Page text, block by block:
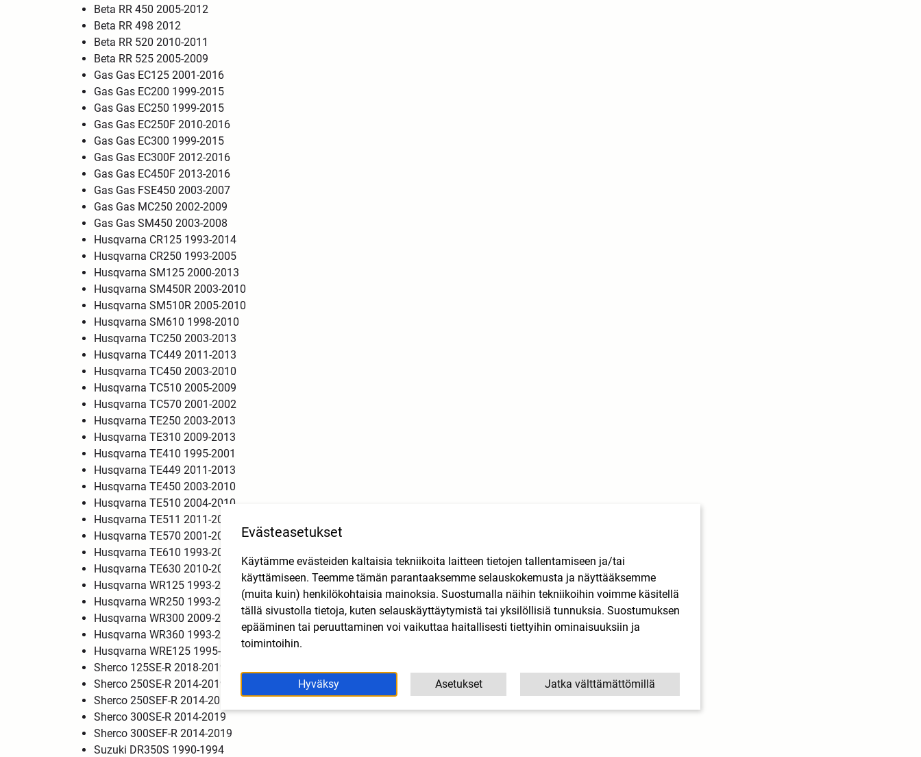
Beta RR 450 2005-2012
Beta RR 498 2012
Beta RR 520 2010-2011
Beta RR 525 2005-2009
Gas Gas EC125 2001-2016
Gas Gas EC200 1999-2015
Gas Gas EC250 1999-2015
Gas Gas EC250F 2010-2016
Gas Gas EC300 1999-2015
Gas Gas EC300F 2012-2016
Gas Gas EC450F 2013-2016
Gas Gas FSE450 2003-2007
Gas Gas MC250 2002-2009
Gas Gas SM450 2003-2008
Husqvarna CR125 1993-2014
Husqvarna CR250 1993-2005
Husqvarna SM125 2000-2013
Husqvarna SM450R 2003-2010
Husqvarna SM510R 2005-2010
Husqvarna SM610 1998-2010
Husqvarna TC250 2003-2013
Husqvarna TC449 2011-2013
Husqvarna TC450 2003-2010
Husqvarna TC510 2005-2009
Husqvarna TC570 2001-2002
Husqvarna TE250 2003-2013
Husqvarna TE310 2009-2013
Husqvarna TE410 1995-2001
Husqvarna TE449 2011-2013
Husqvarna TE450 2003-2010
Husqvarna TE510 2004-2010
Husqvarna TE511 2011-2013
Husqvarna TE570 2001-2003
Husqvarna TE610 1993-2010
Husqvarna TE630 2010-2012
Husqvarna WR125 1993-2014
Husqvarna WR250 1993-2014
Husqvarna WR300 2009-2014
Husqvarna WR360 1993-2000
Husqvarna WRE125 1995-2013
Sherco 125SE-R 2018-2019
Sherco 250SE-R 2014-2019
Sherco 250SEF-R 2014-2019
Sherco 300SE-R 2014-2019
Sherco 300SEF-R 2014-2019
Suzuki DR350S 1990-1994
Evästeasetukset
Käytämme evästeiden kaltaisia tekniikoita laitteen tietojen tallentamiseen ja/tai
käyttämiseen. Teemme tämän parantaaksemme selauskokemusta ja näyttääksemme
(muita kuin) henkilökohtaisia mainoksia. Suostumalla näihin tekniikoihin voimme käsitellä
tällä sivustolla tietoja, kuten selauskäyttäytymistä tai yksilöllisiä tunnuksia. Suostumuksen
epääminen tai peruuttaminen voi vaikuttaa haitallisesti tiettyihin ominaisuuksiin ja
toimintoihin.
Hyväksy Asetukset Jatka välttämättömillä